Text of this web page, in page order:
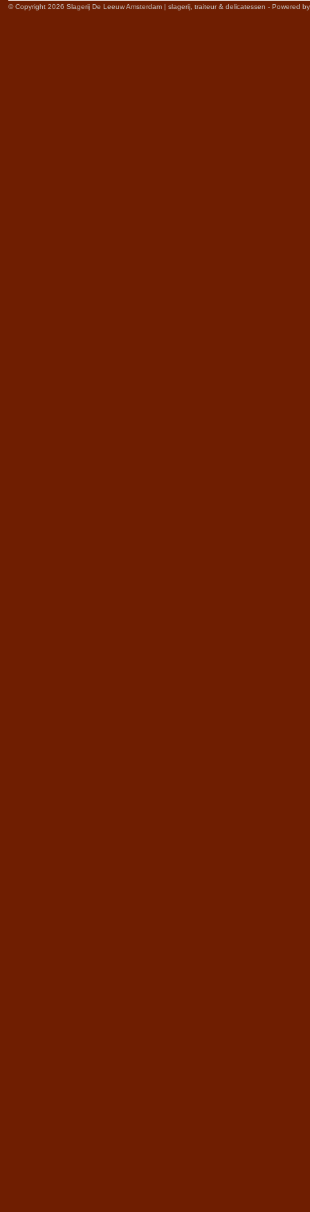
© Copyright 2026 Slagerij De Leeuw Amsterdam | slagerij, traiteur & delicatessen - Powered